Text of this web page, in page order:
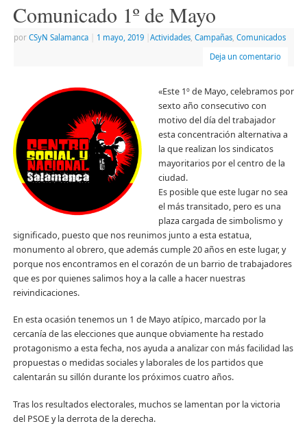
Comunicado 1º de Mayo
por CSyN Salamanca 1 mayo, 2019 Actividades, Campañas, Comunicados
Deja un comentario
«Este 1º de Mayo, celebramos por
sexto año consecutivo con
motivo del día del trabajador
esta concentración alternativa a
la que realizan los sindicatos
mayoritarios por el centro de la
ciudad.
Es posible que este lugar no sea
el más transitado, pero es una
plaza cargada de simbolismo y
significado, puesto que nos reunimos junto a esta estatua,
monumento al obrero, que además cumple 20 años en este lugar, y
porque nos encontramos en el corazón de un barrio de trabajadores
que es por quienes salimos hoy a la calle a hacer nuestras
reivindicaciones.
En esta ocasión tenemos un 1 de Mayo atípico, marcado por la
cercanía de las elecciones que aunque obviamente ha restado
protagonismo a esta fecha, nos ayuda a analizar con más facilidad las
propuestas o medidas sociales y laborales de los partidos que
calentarán su sillón durante los próximos cuatro años.
Tras los resultados electorales, muchos se lamentan por la victoria
del PSOE y la derrota de la derecha.